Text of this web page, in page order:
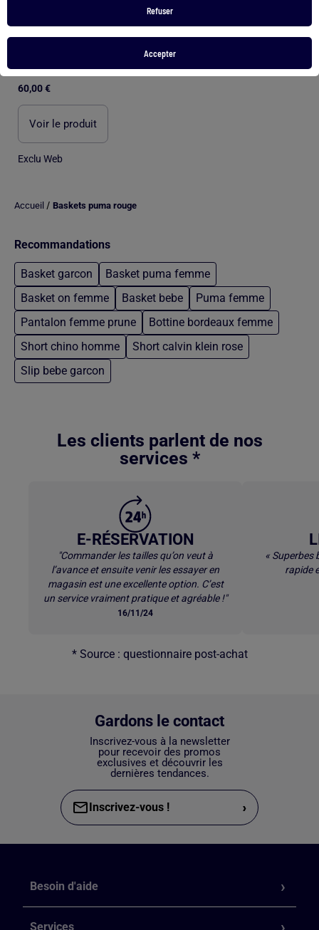
Refuser
Accepter
Basket basse multicolore PUMA
60,00 €
Voir le produit
Exclu Web
Accueil / Baskets puma rouge
Recommandations
Basket garcon
Basket puma femme
Basket on femme
Basket bebe
Puma femme
Pantalon femme prune
Bottine bordeaux femme
Short chino homme
Short calvin klein rose
Slip bebe garcon
Les clients parlent de nos
services *
E-RÉSERVATION
"Commander les tailles qu’on veut à
l’avance et ensuite venir les essayer en
magasin est une excellente option. C’est
un service vraiment pratique et agréable !"
16/11/24
« Superbes
rapide
* Source : questionnaire post-achat
Gardons le contact
Inscrivez-vous à la newsletter
pour recevoir des promos
exclusives et découvrir les
dernières tendances.
Inscrivez-vous ! ›
Besoin d'aide
Services